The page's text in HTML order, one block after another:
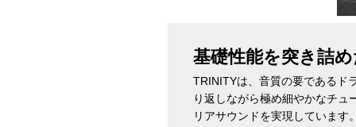
基礎性能を突き詰
TRINITYは、音質の要であるド
り返しながら極め細やかなチ
リアサウンドを実現していま